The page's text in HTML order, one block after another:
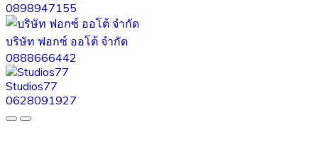
0898947155
บริษัท ฟอกซ์ ออโต้ จำกัด
0888666442
Studios77
0628091927